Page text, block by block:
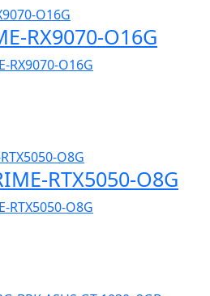
RX9070-O16G
RX9070-O16G
RTX5050-O8G
RTX5050-O8G